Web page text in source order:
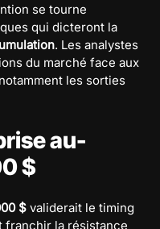
se tourne
qui dicteront la
. Les analystes
du marché face aux
les sorties
au-
$
$ validerait le timing
franchir la résistance